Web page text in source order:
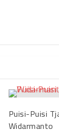
Puisi-Puisi
Widarmanto